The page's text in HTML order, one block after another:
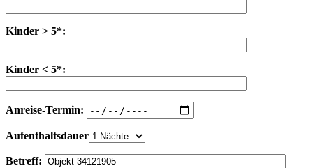
Kinder > 5*:
Kinder < 5*:
Anreise-Termin:
Aufenthaltsdauer
Betreff: